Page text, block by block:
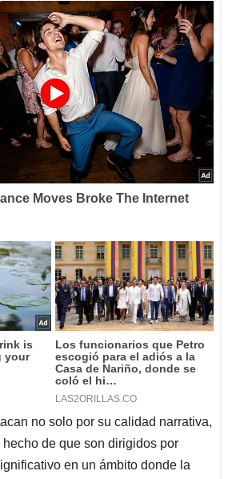
no solo por su calidad narrativa,
de que son dirigidos por
en un ámbito donde la